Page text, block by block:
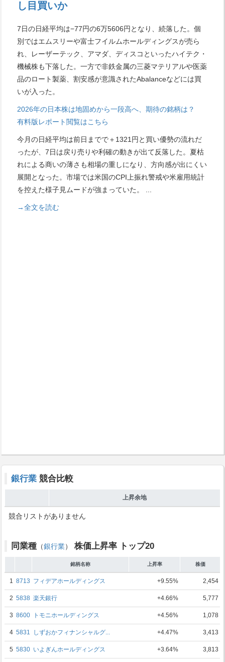
し目買いか
7日の日経平均は−77円の6万5606円となり、続落した。個
別ではエムスリーや富士フイルムホールディングスが売ら
れ、レーザーテック、アマダ、ディスコといったハイテク・
機械株も下落した。一方で非鉄金属の三菱マテリアルや医薬
品のロート製薬、割安感が意識されたAbalanceなどには買
いが入った。
2026年の日本株は地固めから一段高へ、期待の銘柄は？
有料版レポート閲覧はこちら
今月の日経平均は前日までで＋1321円と買い優勢の流れだ
ったが、7日は戻り売りや利確の動きが出て反落した。夏枯
れによる商いの薄さも相場の重しになり、方向感が出にくい
展開となった。市場では米国のCPI上振れ警戒や米雇用統計
を控えた様子見ムードが強まっていた。
...
→全文を読む
銀行業 競合比較
上昇余地
競合リストがありません
同業種 （銀行業） 株価上昇率 トップ20
銘柄名称 上昇率 株価
1 8713 フィデアホールディングス +9.55% 2,454
2 5838 楽天銀行 +4.66% 5,777
3 8600 トモニホールディングス +4.56% 1,078
4 5831 しずおかフィナンシャルグ... +4.47% 3,413
5 5830 いよぎんホールディングス +3.64% 3,813